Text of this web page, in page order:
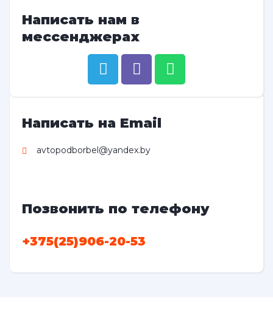
Написать нам в
мессенджерах
Написать на Email
avtopodborbel@yandex.by
Позвонить по телефону
+375(25)906-20-53